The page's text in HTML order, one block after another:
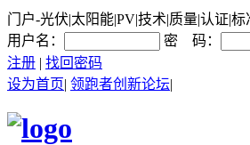
门户-光伏|太阳能|PV|技术|质量|认证|标
用户名：
密 码：
注册 | 找回密码
设为首页| 领跑者创新论坛|